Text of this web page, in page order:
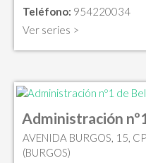
Teléfono: 954220034
Ver series >
Administración
AVENIDA BURGOS, 15,
(BURGOS)